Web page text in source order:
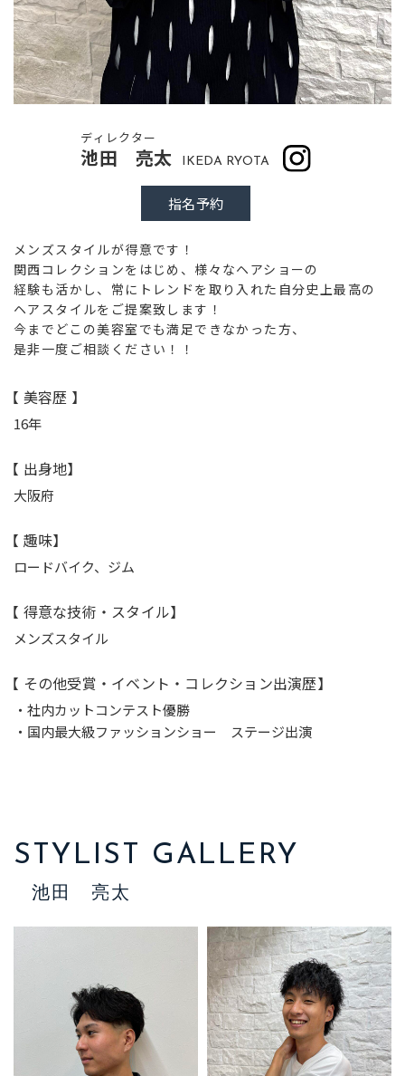
ディレクター
池田 亮太 IKEDA RYOTA
指名予約
メンズスタイルが得意です！
関西コレクションをはじめ、様々なヘアショーの
経験も活かし、常にトレンドを取り入れた自分史上最高の
ヘアスタイルをご提案致します！
今までどこの美容室でも満足できなかった方、
是非一度ご相談ください！！
【 美容歴 】
16年
【 出身地】
大阪府
【 趣味】
ロードバイク、ジム
【 得意な技術・スタイル】
メンズスタイル
【 その他受賞・イベント・コレクション出演歴】
・社内カットコンテスト優勝
・国内最大級ファッションショー ステージ出演
STYLIST GALLERY
池田 亮太